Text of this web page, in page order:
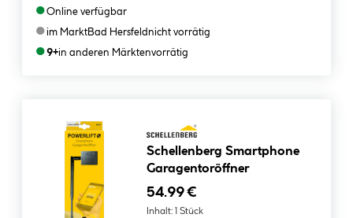
●Online verfügbar
●im MarktBad Hersfeldnicht vorrätig
●9+in anderen Märktenvorrätig
Schellenberg Smartphone
Garagentoröffner
54.99 €
Inhalt: 1 Stück